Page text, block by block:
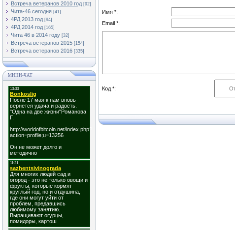
Встреча ветеранов 2010 год [92]
Чита-46 сегодня [41]
4РД 2013 год [94]
4РД 2014 год [165]
Чита 46 в 2014 году [32]
Встреча ветеранов 2015 [154]
Встреча ветеранов 2016 [335]
МИНИ-ЧАТ
Имя *:
Email *:
Код *: